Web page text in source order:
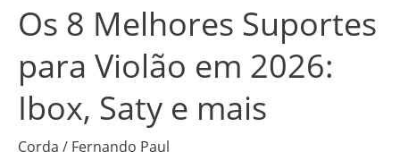
Os 8 Melhores Suportes
para Violão em 2026:
Ibox, Saty e mais
Corda / Fernando Paul
e